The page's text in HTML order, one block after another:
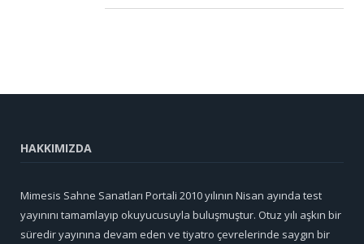
HAKKIMIZDA
Mimesis Sahne Sanatları Portali 2010 yılının Nisan ayında test
yayınını tamamlayıp okuyucusuyla buluşmuştur. Otuz yılı aşkın bir
süredir yayınına devam eden ve tiyatro çevrelerinde saygın bir